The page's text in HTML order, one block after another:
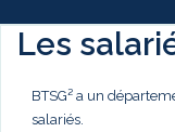
Les
BTSG² a un
salariés.